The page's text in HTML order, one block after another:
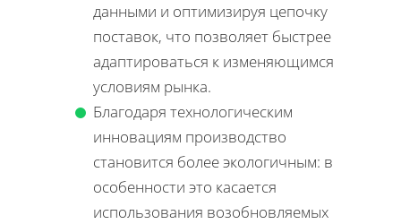
данными и оптимизируя цепочку
поставок, что позволяет быстрее
адаптироваться к изменяющимся
условиям рынка.
Благодаря технологическим
инновациям производство
становится более экологичным: в
особенности это касается
использования возобновляемых